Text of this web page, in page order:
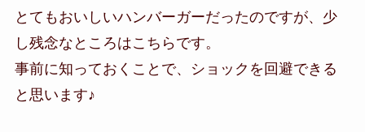
とてもおいしいハンバーガーだったのですが、少
し残念なところはこちらです。
事前に知っておくことで、ショックを回避できる
と思います♪